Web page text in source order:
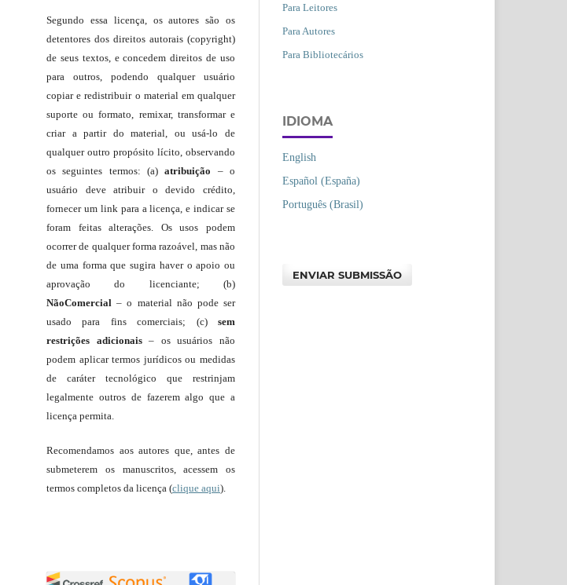
Segundo essa licença, os autores são os
detentores dos direitos autorais (copyright)
de seus textos, e concedem direitos de uso
para outros, podendo qualquer usuário
copiar e redistribuir o material em qualquer
suporte ou formato, remixar, transformar e
criar a partir do material, ou usá-lo de
qualquer outro propósito lícito, observando
os seguintes termos: (a)atribuição – o
usuário deve atribuir o devido crédito,
fornecer um link para a licença, e indicar se
foram feitas alterações. Os usos podem
ocorrer de qualquer forma razoável, mas não
de uma forma que sugira haver o apoio ou
aprovação do licenciante; (b)
NãoComercial – o material não pode ser
usado para fins comerciais; (c) sem
restrições adicionais– os usuários não
podem aplicar termos jurídicos ou medidas
de caráter tecnológico que restrinjam
legalmente outros de fazerem algo que a
licença permita.
Recomendamos aos autores que, antes de
submeterem os manuscritos, acessem os
termos completos da licença (clique aqui).
Para Leitores
Para Autores
Para Bibliotecários
IDIOMA
English
Español (España)
Português (Brasil)
ENVIAR SUBMISSÃO